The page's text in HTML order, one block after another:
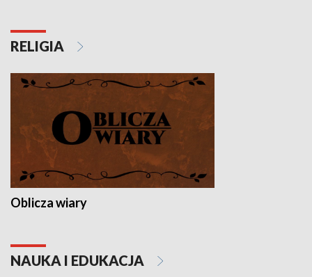
RELIGIA
Oblicza wiary
NAUKA I EDUKACJA